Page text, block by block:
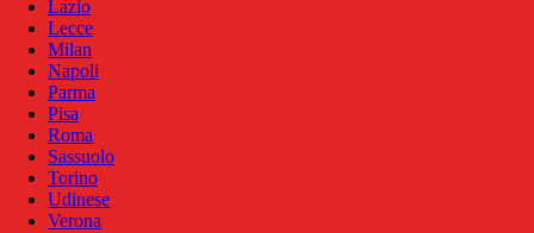
Lazio
Lecce
Milan
Napoli
Parma
Pisa
Roma
Sassuolo
Torino
Udinese
Verona